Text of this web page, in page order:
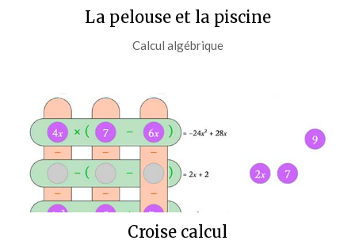
La pelouse et la piscine
Calcul algébrique
Croise calcul